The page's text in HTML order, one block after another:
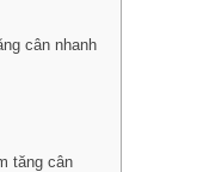
cân nhanh
tăng cân